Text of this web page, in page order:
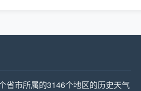
省市所属的3146个地区的历史天气